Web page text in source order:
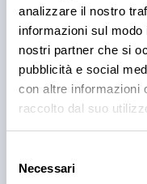
analizzare il nostro
informazioni sul
nostri partner che si
pubblicità e social
con altre informazioni
raccolto dal suo
delNecessari
territorio
Cantina Valle Isarco
bianchi di questa
30 lug 2026